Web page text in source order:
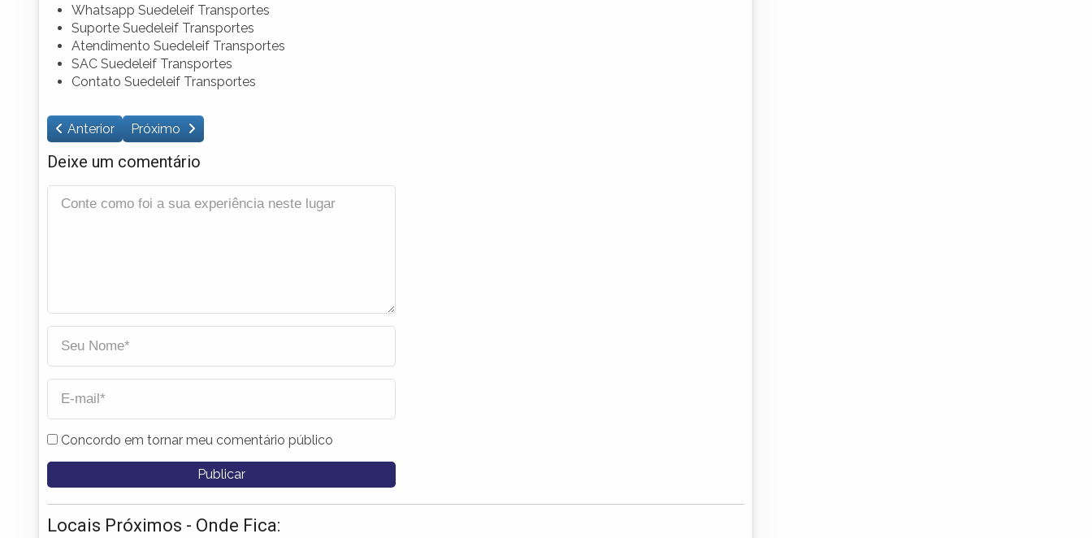
Whatsapp Suedeleif Transportes
Suporte Suedeleif Transportes
Atendimento Suedeleif Transportes
SAC Suedeleif Transportes
Contato Suedeleif Transportes
Anterior Próximo
Deixe um comentário
Concordo em tornar meu comentário público
Locais Próximos - Onde Fica: